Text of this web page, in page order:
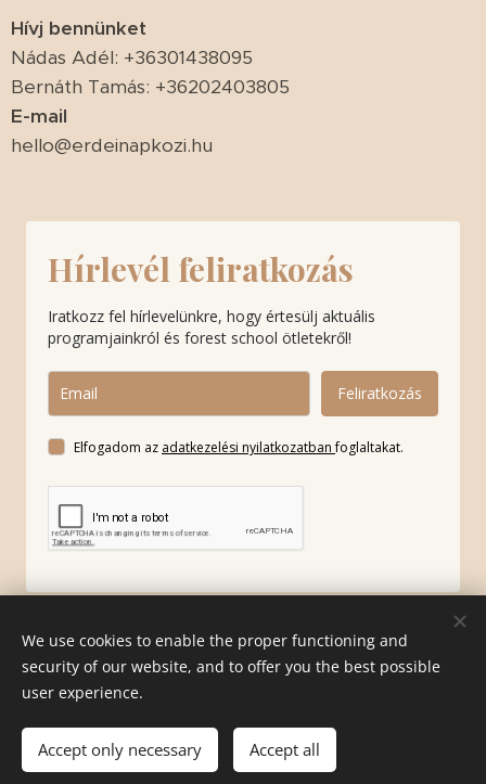
Hívj bennünket
Nádas Adél: +36301438095
Bernáth Tamás: +36202403805
E-mail
hello@erdeinapkozi.hu
Hírlevél feliratkozás
Iratkozz fel hírlevelünkre, hogy értesülj aktuális
programjainkról és forest school ötletekről!
Feliratkozás
Elfogadom az adatkezelési nyilatkozatbanfoglaltakat.
Általános szerződési feltételekI
Adatkezelési tájékoztató
Languages
Magyar
English
We use cookies to enable the proper functioning and
security of our website, and to offer you the best possible
user experience.
Accept only necessary Accept all